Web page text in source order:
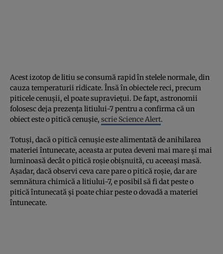
Acest izotop de litiu se consumă rapid în stelele normale, din
cauza temperaturii ridicate. Însă în obiectele reci, precum
piticele cenușii, el poate supraviețui. De fapt, astronomii
folosesc deja prezența litiului-7 pentru a confirma că un
obiect este o pitică cenușie, scrie Science Alert.
Totuși, dacă o pitică cenușie este alimentată de anihilarea
materiei întunecate, aceasta ar putea deveni mai mare și mai
luminoasă decât o pitică roșie obișnuită, cu aceeași masă.
Așadar, dacă observi ceva care pare o pitică roșie, dar are
semnătura chimică a litiului-7, e posibil să fi dat peste o
pitică întunecată și poate chiar peste o dovadă a materiei
întunecate.